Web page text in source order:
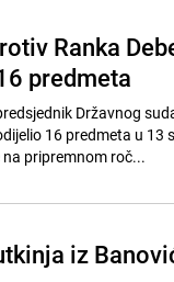
Ranka
predmeta
Državnog
16 predmeta u
na pripremnom roč...
iz